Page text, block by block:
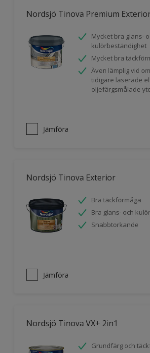
Nordsjö Tinova Premium
Mycket bra glans-
kulörbeständighet
Mycket bra
Även lämplig vid
tidigare laserade
oljefärgsmålade
Jämföra
Nordsjö Tinova Exterior
Bra täckförmåga
Bra glans- och
Snabbtorkande
Jämföra
Nordsjö Tinova VX+ 2in1
Grundfärg och